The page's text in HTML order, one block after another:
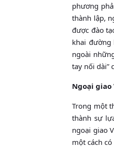
phương
thành lập,
được đào
khai đường
ngoài
tay nối dài”
Ngoại
Trong một
thành sự
ngoại giao
một cách